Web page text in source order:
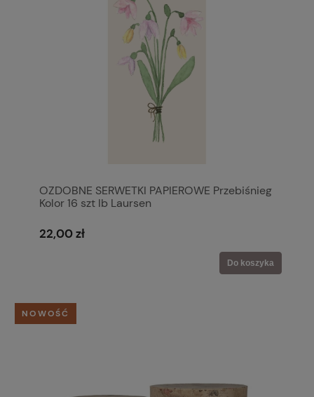
OZDOBNE SERWETKI PAPIEROWE Przebiśnieg
Kolor 16 szt Ib Laursen
22,00 zł
Do koszyka
NOWOŚĆ